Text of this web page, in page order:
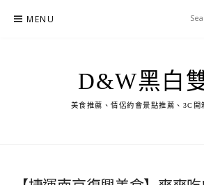
MENU
D&W黑白
美食推薦、情侶約會景點推薦、3C開